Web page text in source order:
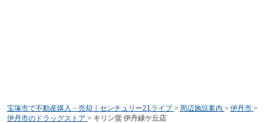
宝塚市で不動産購入・売却｜センチュリー21ライブ > 周辺施設案内 > 伊丹市 >
伊丹市のドラッグストア > キリン堂 伊丹緑ケ丘店